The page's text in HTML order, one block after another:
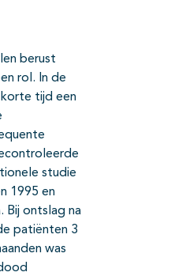
berust
rol. In de
tijd een
studie
1995 en
Bij ontslag na
patiënten 3
was